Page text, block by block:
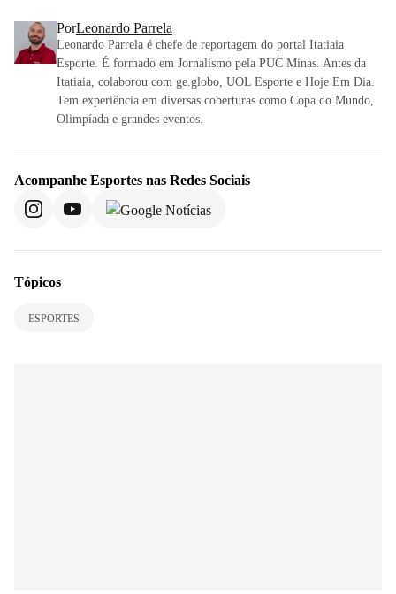
PorLeonardo Parrela
Leonardo Parrela é chefe de reportagem do portal Itatiaia
Esporte. É formado em Jornalismo pela PUC Minas. Antes da
Itatiaia, colaborou com ge.globo, UOL Esporte e Hoje Em Dia.
Tem experiência em diversas coberturas como Copa do Mundo,
Olimpíada e grandes eventos.
Acompanhe Esportes nas Redes Sociais
Tópicos
ESPORTES